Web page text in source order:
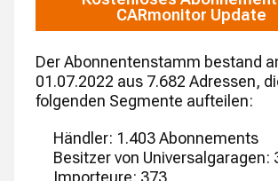
CARmonitor Update
Der Abonnentenstamm bestand
01.07.2022 aus 7.682 Adressen,
folgenden Segmente aufteilen:
Händler: 1.403 Abonnements
Besitzer von Universalgaragen:
Importeure: 373